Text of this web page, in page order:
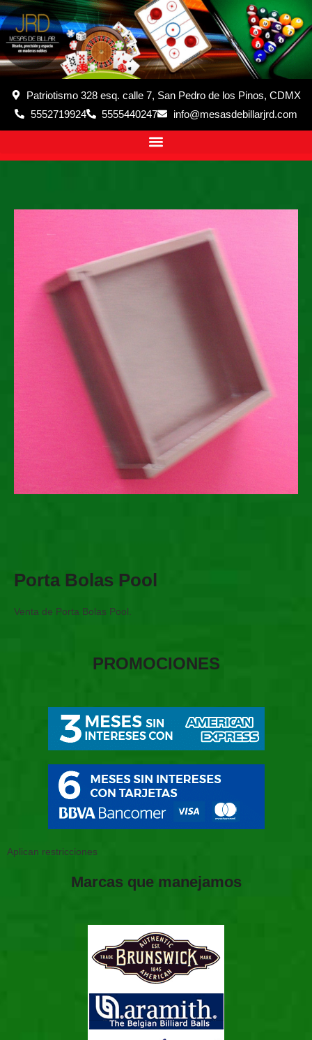
Patriotismo 328 esq. calle 7, San Pedro de los Pinos, CDMX
5552719924
5555440247 info@mesasdebillarjrd.com
Porta Bolas Pool
Venta de Porta Bolas Pool.
PROMOCIONES
Aplican restricciones
Marcas que manejamos